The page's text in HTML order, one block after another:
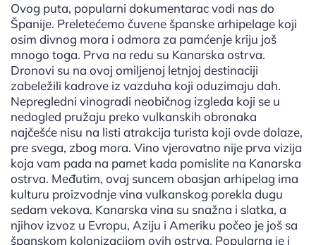
Ovog puta, popularni dokumentarac vodi nas do
Španije. Preletećemo čuvene španske arhipelage koji
osim divnog mora i odmora za pamćenje kriju još
mnogo toga. Prva na redu su Kanarska ostrva.
Dronovi su na ovoj omiljenoj letnjoj destinaciji
zabeležili kadrove iz vazduha koji oduzimaju dah.
Nepregledni vinogradi neobičnog izgleda koji se u
nedogled pružaju preko vulkanskih obronaka
najčešće nisu na listi atrakcija turista koji ovde dolaze,
pre svega, zbog mora. Vino vjerovatno nije prva vizija
koja vam pada na pamet kada pomislite na Kanarska
ostrva. Međutim, ovaj suncem obasjan arhipelag ima
kulturu proizvodnje vina vulkanskog porekla dugu
sedam vekova. Kanarska vina su snažna i slatka, a
njihov izvoz u Evropu, Aziju i Ameriku počeo je još sa
španskom kolonizacijom ovih ostrva. Popularna je i